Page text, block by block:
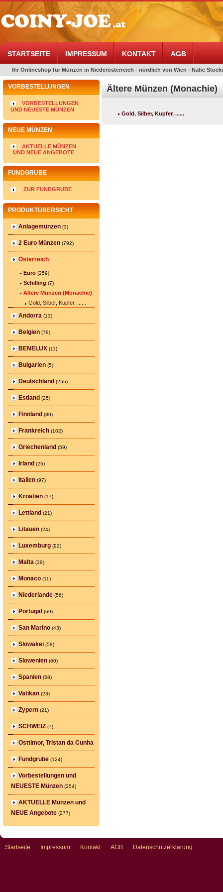
STARTSEITE IMPRESSUM KONTAKT AGB
Ihr Onlineshop für Münzen in Niederösterreich - nördlich von Wien - Nähe
VORBESTELLUNGEN
VORBESTELLUNGEN
UND NEUESTE MÜNZEN
NEUE MÜNZEN
AKTUELLE MÜNZEN
UND NEUE ANGEBOTE
FUNDGRUBE
ZUR FUNDGRUBE
PRODUKTÜBERSICHT
Anlagemünzen (3)
2 Euro Münzen (792)
Österreich
Euro (259)
Schilling (7)
Ältere Münzen (Monachie)
Gold, Silber, Kupfer, ......
Andorra (13)
Belgien (78)
BENELUX (11)
Bulgarien (5)
Deutschland (255)
Estland (25)
Finnland (80)
Frankreich (102)
Griechenland (59)
Irland (25)
Italien (97)
Kroatien (17)
Lettland (21)
Litauen (24)
Luxemburg (92)
Malta (39)
Monaco (11)
Niederlande (56)
Portugal (69)
San Marino (43)
Slowakei (58)
Slowenien (60)
Spanien (58)
Vatikan (23)
Zypern (21)
SCHWEIZ (7)
Osttimor, Tristan da Cunha
Fundgrube (124)
Vorbestellungen und
NEUESTE Münzen (254)
AKTUELLE Münzen und
NEUE Angebote (277)
Ältere Münzen (Monachie)
Gold, Silber, Kupfer, ......
Startseite Impressum Kontakt AGB Datenschutzerklärung